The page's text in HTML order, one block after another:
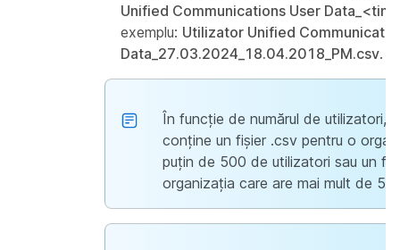
Unified Communications User
exemplu: Utilizator Unified
Data_27.03.2024_18.04.2018_PM.csv.
În funcție de numărul de utilizatori,
conține un fișier .csv pentru o
puțin de 500 de utilizatori sau un
organizația care are mai mult de